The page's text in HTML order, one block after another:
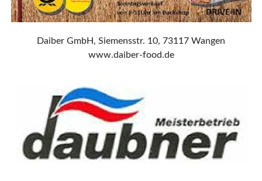
Daiber GmbH, Siemensstr. 10, 73117 Wangen
www.daiber-food.de